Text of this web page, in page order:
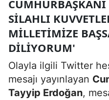
SILAHLI
MILLETIMIZE
DILIYORUM'
Olayla ilgili Twitter
mesajı yayınlayan
Tayyip Erdoğan,